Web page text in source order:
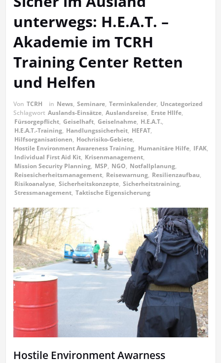
unterwegs: H.E.A.T. –
Akademie im TCRH
Training Center Retten
und Helfen
Von TCRH in News, Seminare, Terminkalender, Uncategorized
Schlagwort Auslands-Einsätze, Auslandsreise, Erste HIlfe,
Fürsorgepflicht, Geiselhaft, Geiselnahme, H.E.A.T.,
H.E.A.T.-Training, Handlungssicherheit, HEFAT,
Hilfsorganisationen, Hochrisiko-Gebiete,
Hostile Environment Awareness Training, Humanitäre Hilfe, IFAK,
Individual First Aid Kit, Krisenmanagement,
Mission Security Planning, MSP, NGO, Notfallplanung,
Reisesicherheitsmanagement, Reisewarnung, Resilienzaufbau,
Risikoanalyse, Sicherheitskonzepte, Sicherheitstraining,
Stressmanagement, Taktische Eigensicherung
Hostile Environment Awarness